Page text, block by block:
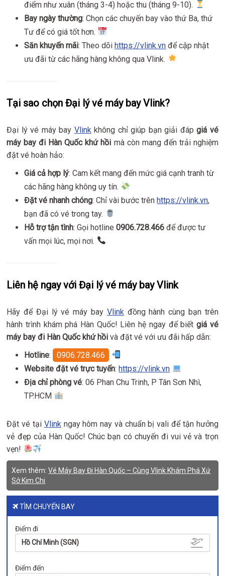
điểm như xuân (tháng 3-4) hoặc thu (tháng 9-10).
Bay ngày thường: Chọn các chuyến bay vào thứ Ba, thứ
Tư để có giá tốt hơn.
Săn khuyến mãi: Theo dõihttps://vlink.vn để cập nhật
ưu đãi từ các hãng hàng không qua Vlink.
Tại sao chọn Đại lý vé máy bay Vlink?
Đại lý vé máy bay Vlink không chỉ giúp bạn giải đápgiá vé
máy bay đi Hàn Quốc khứ hồi mà còn mang đến trải nghiệm
đặt vé hoàn hảo:
Giá cả hợp lý: Cam kết mang đến mức giá cạnh tranh từ
các hãng hàng không uy tín.
Đặt vé nhanh chóng: Chỉ vài bước trênhttps://vlink.vn,
bạn đã có vé trong tay.
Hỗ trợ tận tình: Gọi hotline0906.728.466 để được tư
vấn mọi lúc, mọi nơi.
Liên hệ ngay với Đại lý vé máy bay Vlink
Hãy để Đại lý vé máy bay Vlink đồng hành cùng bạn trên
hành trình khám phá Hàn Quốc! Liên hệ ngay để biết giá vé
máy bay đi Hàn Quốc khứ hồi và đặt vé với ưu đãi hấp dẫn:
Hotline:
0906.728.466
Website đặt vé trực tuyến:https://vlink.vn
Địa chỉ phòng vé: 06 Phan Chu Trinh, P Tân Sơn Nhì,
TP.HCM
Đặt vé tại Vlink ngay hôm nay và chuẩn bị vali để tận hưởng
vẻ đẹp của Hàn Quốc! Chúc bạn có chuyến đi vui vẻ và trọn
vẹn!
Xem thêm:Vé Máy Bay Đi Hàn Quốc – Cùng Vlink Khám Phá Xứ
Sở Kim Chi
TÌM CHUYẾN BAY
Điểm đi
Hồ Chí Minh (SGN)
Điểm đến